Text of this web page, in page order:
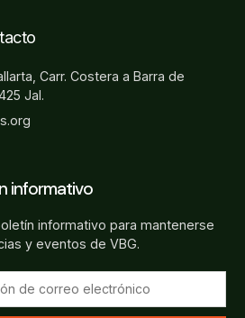
Carr. Costera a Barra de
Jal.
informativo
informativo para mantenerse
y eventos de VBG.